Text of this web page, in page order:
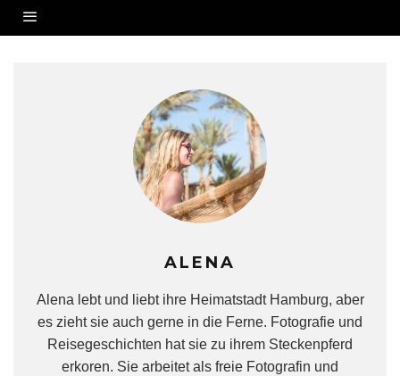
ALENA
Alena lebt und liebt ihre Heimatstadt Hamburg, aber
es zieht sie auch gerne in die Ferne. Fotografie und
Reisegeschichten hat sie zu ihrem Steckenpferd
erkoren. Sie arbeitet als freie Fotografin und